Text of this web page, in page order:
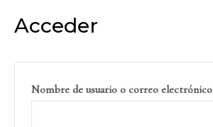
Acceder
Nombre de usuario o correo electrónico